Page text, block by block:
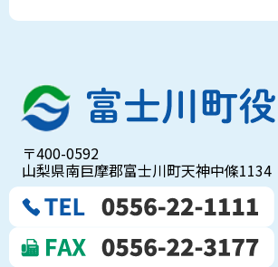
〒400-0592
山梨県南巨摩郡富士川町天神中條1134